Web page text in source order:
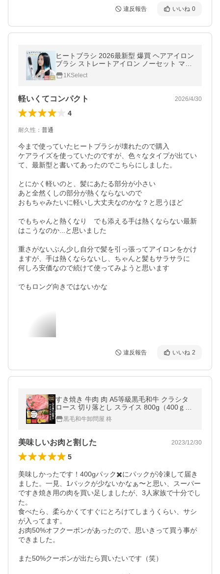
違反報告 いいね 0
ヒートブラシ 2026最新型 爆買 ヘアアイロン
ブラシ ストレートアイロン ノーセット マイ
ナスイオン 温度表記 160〜220℃ 13段階温
度調節 恒温システム
1KSelect
軽いくてコンパクト 2026/4/30
4
耐久性 ： 普通
今まで使っていたヒートブラシが壊れたので購入
ケアライズを使っていたのですが、色々なタイプが出てい
て、最新型と書いてあったのでこちらにしました。
とにかく軽いのと、髪にあたる部分が小さい
あと全然くしの部分が熱くならないので
おもちゃみたいに軽いし大丈夫なのかな？と思うほど
でもちゃんと熱くなり　でも添える手は熱くならない最新
はこうなのか...と思いました
重さがないぶん少し自分で髪を引っ張ってアイロンをかけ
ますが、手は熱くならないし、ちゃんと髪もサラサラに
何しろ安価なので続けて使ってみようと思います
でもロング向きではないかな
違反報告 いいね 2
すき焼き 牛肉 肉 A5等級黒毛和牛 クラシタ
ロース 切り落とし スライス 800g（400ｇ×
2） ギフト
黒毛和牛卸問屋 柊
美味しいお肉と割した 2023/12/30
5
美味しかったです！400gパック✖️にパックが冷凍して届き
ました。一見、1パックが少ないかなぁ〜と思い、スーパー
ですき焼き用の肉を買い足しましたが、3人家族で十分でし
た。
食べたら、柔らかくてすぐにとろけてしまうくらい、サシ
が入ってます。
お肉50%オフクーポンがあったので、思いきって買う事が
できました。
また50%クーポンが出たら買いたいです（笑）